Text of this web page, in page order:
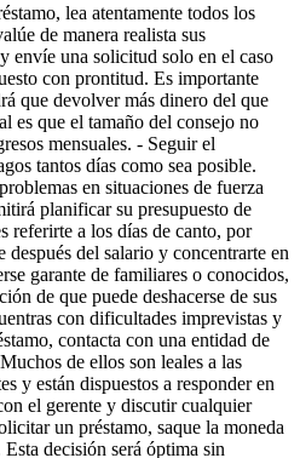
lea atentamente todos los
de manera realista sus
envíe una solicitud solo en el caso
con prontitud. Es importante
que devolver más dinero del que
es que el tamaño del consejo no
mensuales. - Seguir el
tantos días como sea posible.
en situaciones de fuerza
planificar su presupuesto de
referirte a los días de canto, por
después del salario y concentrarte en
garante de familiares o conocidos,
de que puede deshacerse de sus
con dificultades imprevistas y
contacta con una entidad de
de ellos son leales a las
y están dispuestos a responder en
el gerente y discutir cualquier
un préstamo, saque la moneda
decisión será óptima sin